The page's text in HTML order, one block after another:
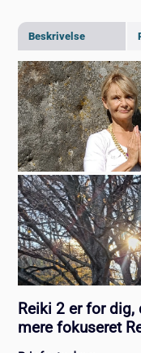
Beskrivelse
Reiki 2 er for
mere fokuseret